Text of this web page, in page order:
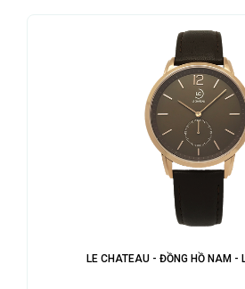
LE CHATEAU - ĐỒNG HỒ NAM -